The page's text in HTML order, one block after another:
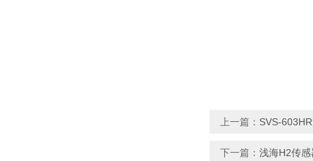
上一篇： SVS-
下一篇： 浅海H2传感